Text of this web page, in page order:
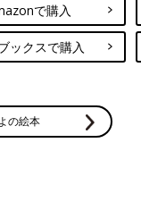
で購入
ックスで購入
の絵本